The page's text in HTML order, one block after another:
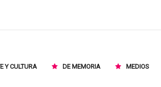
Y CULTURA DE MEMORIA MEDIOS